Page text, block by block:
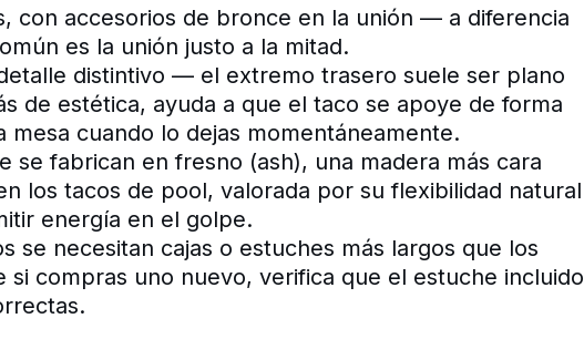
con accesorios de bronce en la unión — a diferencia
es la unión justo a la mitad.
distintivo — el extremo trasero suele ser plano
de estética, ayuda a que el taco se apoye de forma
cuando lo dejas momentáneamente.
se fabrican en fresno (ash), una madera más cara
los tacos de pool, valorada por su flexibilidad natural
energía en el golpe.
se necesitan cajas o estuches más largos que los
si compras uno nuevo, verifica que el estuche incluido